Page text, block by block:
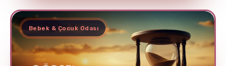
Bebek & Çocuk Odası